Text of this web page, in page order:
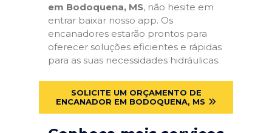
em Bodoquena, MS, não hesite em
entrar baixar nosso app. Os
encanadores estarão prontos para
oferecer soluções eficientes e rápidas
para as suas necessidades hidráulicas.
SOLICITE UM ORÇAMENTO DE
ENCANADOR EM BODOQUENA, MS